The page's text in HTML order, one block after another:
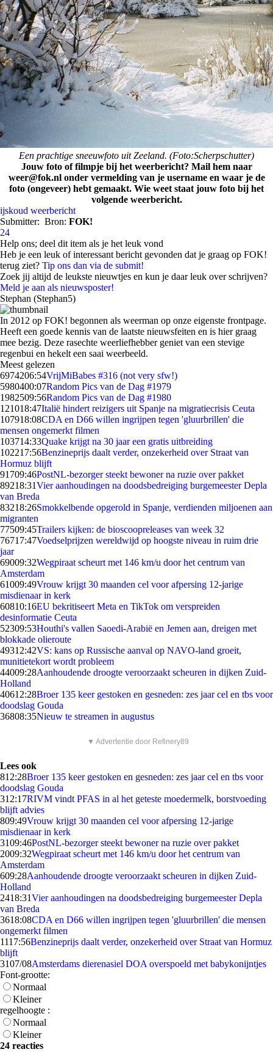
Een prachtige sneeuwfoto uit Zeeland. (Foto:Scherpschutter)
Jouw foto of filmpje bij het weerbericht? Mail hem naar
weer@fok.nl onder vermelding van je username en waar je de
foto (ongeveer) hebt gemaakt. Wie weet staat jouw foto bij het
volgende weerbericht.
ijskoud weerbericht
Submitter: Bron: FOK!
24
Help ons; deel dit item als je het leuk vond
Heb je een leuk of interessant bericht gevonden dat je graag op FOK!
terug ziet? Tip ons dan via de submit!
Zoek jij altijd de leukste nieuwtjes en kun je daar leuk over schrijven?
Meld je aan als nieuwsposter!
Stephan (Stephan5)
In 2012 op FOK! begonnen als weerman op onze eigenste frontpage.
Heeft een goede kennis van de laatste nieuwsfeiten en is hier graag
mee bezig. Deze rasechte weerliefhebber geniet van een stevige
regenbui en hekelt een saai weerbeeld.
Meest gelezen
6974206:54VrijMiBabes #316 (not very sfw!)
5980400:07Random Pics van de Dag #1979
1982509:56Random Pics van de Dag #1980
121018:47Italië hindert reizigers uit Spanje na migratiecrisis Ceuta
107918:08CDA en D66 willen ingrijpen tegen 'gluurbrillen' die
mensen ongemerkt filmen
103714:33Quake krijgt na 30 jaar een gratis uitbreiding
102217:56Benzineprijs daalt verder, onzekerheid over Straat van
Hormuz blijft
91709:46PostNL-bezorger steekt bewoner na ruzie over pakket
89218:31Vier aanhoudingen na doodsbedreiging burgemeester Depla
van Breda
83218:26Smokkelbende opgerold in Spanje, verdienden miljoenen aan
migranten
77509:45Trailers kijken: de bioscoopreleases van week 32
76717:47Voedselprijzen wereldwijd op hoogste niveau in ruim drie
jaar
69009:32Wegpiraat scheurt met 146 km/u door het centrum van
Amsterdam
61009:49Vrouw krijgt 30 maanden cel voor afpersing 12-jarige
misdienaar in kerk
60810:16EU bekritiseert Meta en TikTok om verspreiden
desinformatie Ceuta
52309:53Houthi's vallen Saoedi-Arabië en Jemen aan, dreigen met
blokkade olieroute
49312:42VS: kans op Russische aanval op NAVO-land groeit,
munitietekort wordt probleem
44009:28Aanhoudende droogte veroorzaakt scheuren in dijken Zuid-
Holland
40612:28Broer 135 keer gestoken en gesneden: zes jaar cel en tbs voor
doodslag Gouda
36808:35Nieuw te streamen in augustus
▼ Advertentie door Refinery89
Lees ook
812:28Broer 135 keer gestoken en gesneden: zes jaar cel en tbs voor
doodslag Gouda
312:17RIVM vindt PFAS in al het geteste moedermelk, borstvoeding
blijft advies
809:49Vrouw krijgt 30 maanden cel voor afpersing 12-jarige
misdienaar in kerk
3109:46PostNL-bezorger steekt bewoner na ruzie over pakket
2009:32Wegpiraat scheurt met 146 km/u door het centrum van
Amsterdam
609:28Aanhoudende droogte veroorzaakt scheuren in dijken Zuid-
Holland
2418:31Vier aanhoudingen na doodsbedreiging burgemeester Depla
van Breda
3618:08CDA en D66 willen ingrijpen tegen 'gluurbrillen' die mensen
ongemerkt filmen
1117:56Benzineprijs daalt verder, onzekerheid over Straat van Hormuz
blijft
3107/08Amsterdams dierenasiel DOA overspoeld met babykonijntjes
Font-grootte:
Normaal
Kleiner
regelhoogte :
Normaal
Kleiner
24 reacties